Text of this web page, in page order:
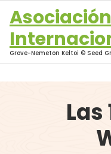
content
Grove-Nemeton Keltoi © Seed
Las